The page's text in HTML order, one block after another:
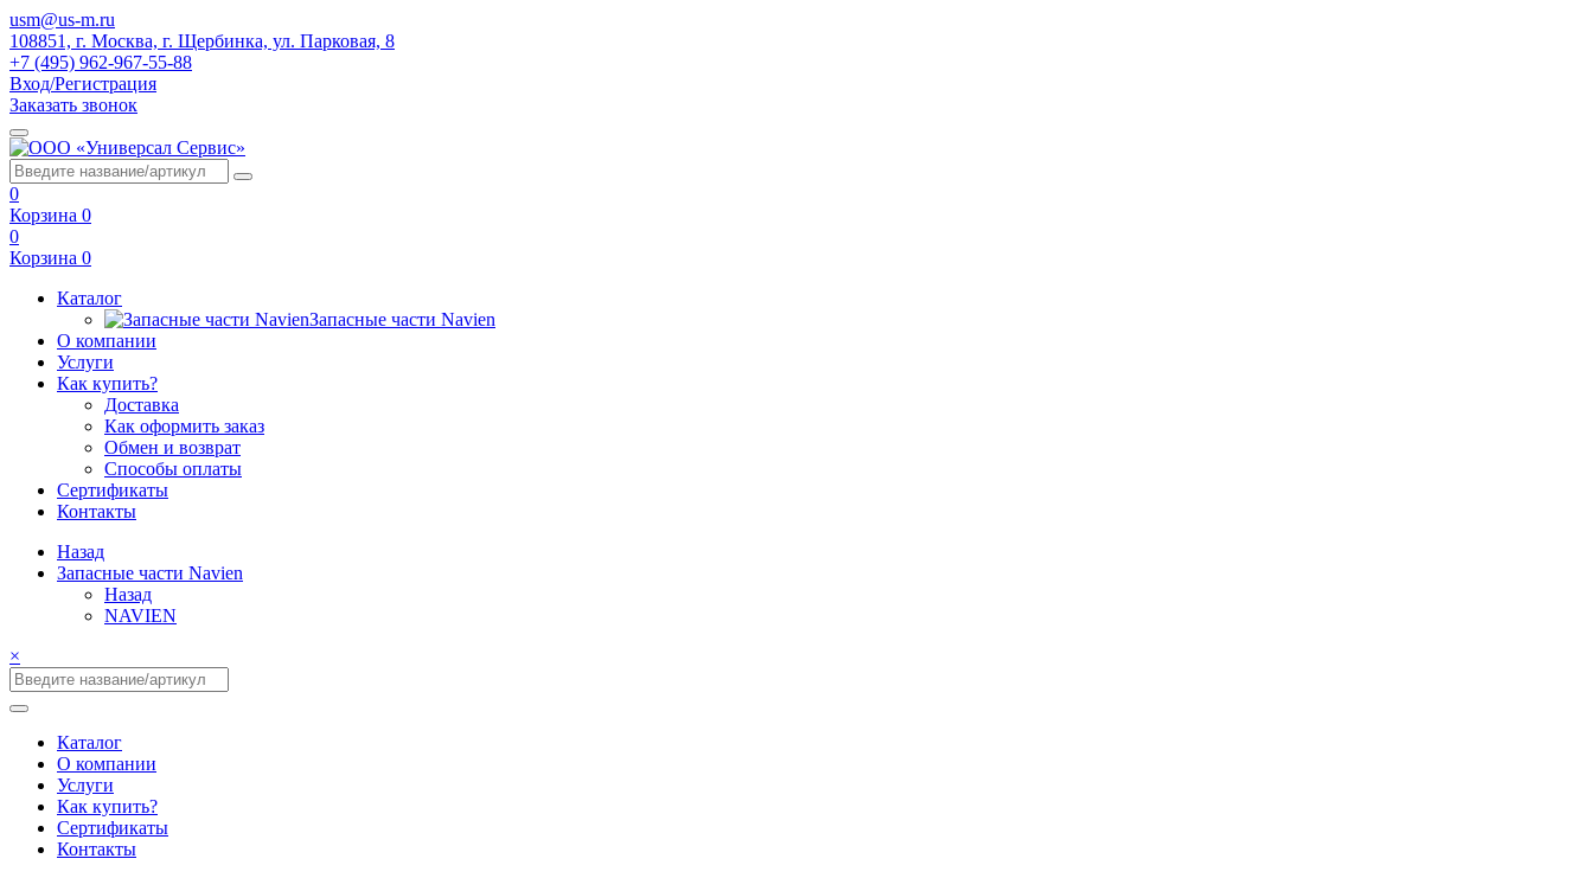
usm@us-m.ru
108851, г. Москва, г. Щербинка, ул. Парковая, 8
+7 (495) 962-967-55-88
Вход/Регистрация
Заказать звонок
0
Корзина 0
0
Корзина 0
Каталог
Запасные части Navien
О компании
Услуги
Как купить?
Доставка
Как оформить заказ
Обмен и возврат
Способы оплаты
Сертификаты
Контакты
Назад
Запасные части Navien
Назад
NAVIEN
×
Каталог
О компании
Услуги
Как купить?
Сертификаты
Контакты